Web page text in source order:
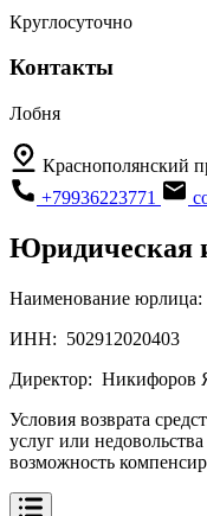
Круглосуточно
Контакты
Лобня
Краснополянский
+79936223771
Юридическая
Наименование юрлица:
ИНН: 502912020403
Директор: Никифоров
Условия возврата
услуг или
возможность